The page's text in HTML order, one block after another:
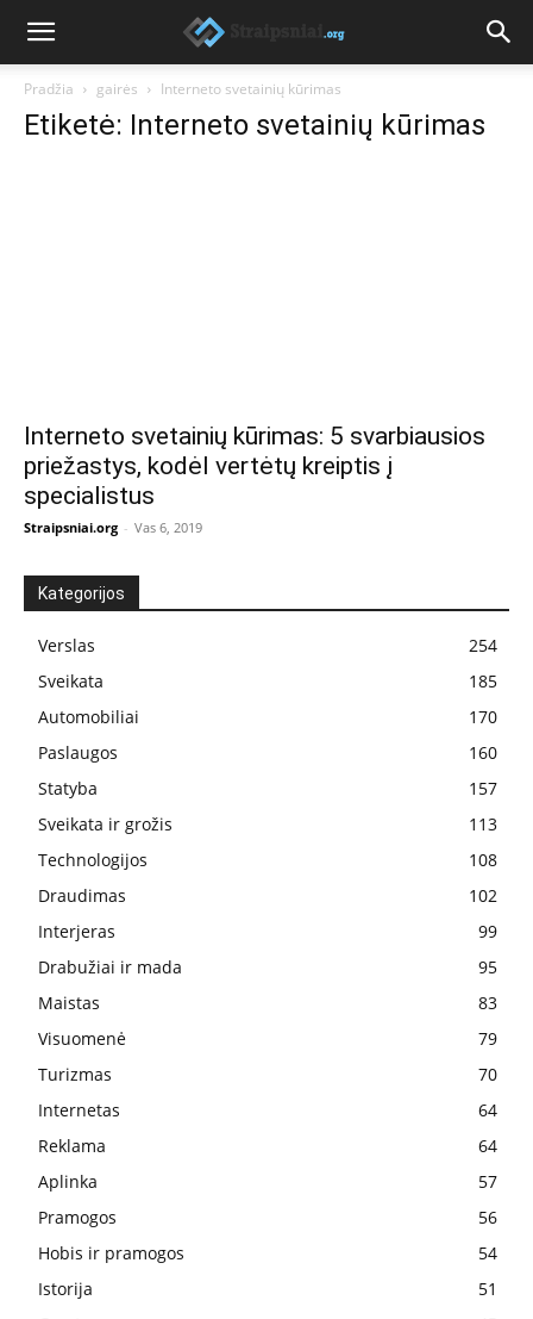
Pradžia gairės Interneto svetainių kūrimas
Etiketė: Interneto svetainių kūrimas
Interneto svetainių kūrimas: 5 svarbiausios
priežastys, kodėl vertėtų kreiptis į
specialistus
Straipsniai.org - Vas 6, 2019
Kategorijos
Verslas
254
Sveikata
185
Automobiliai
170
Paslaugos
160
Statyba
157
Sveikata ir grožis
113
Technologijos
108
Draudimas
102
Interjeras
99
Drabužiai ir mada
95
Maistas
83
Visuomenė
79
Turizmas
70
Internetas
64
Reklama
64
Aplinka
57
Pramogos
56
Hobis ir pramogos
54
Istorija
51